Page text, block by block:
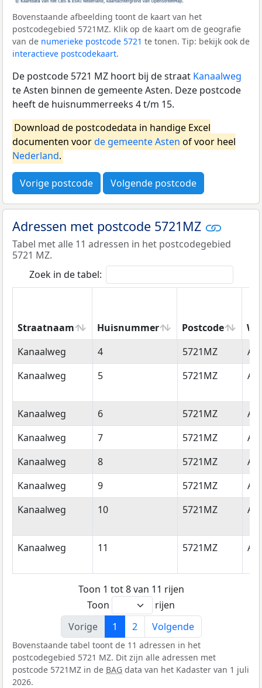
Bovenstaande afbeelding toont de kaart van het
postcodegebied 5721MZ. Klik op de kaart om de geografie
van de numerieke postcode 5721 te tonen. Tip: bekijk ook de
interactieve postcodekaart.
De postcode 5721 MZ hoort bij de straat Kanaalweg
te Asten binnen de gemeente Asten. Deze postcode
heeft de huisnummerreeks 4 t/m 15.
Download de postcodedata in handige Excel
documenten voorde gemeente Asten of voor heel
Nederland.
Vorige postcode Volgende postcode
Adressen met postcode 5721MZ
Tabel met alle 11 adressen in het postcodegebied
5721 MZ.
Zoek in de tabel:
Straatnaam Huisnummer Postcode
Straatnaam
Huisnummer Postcode
Kanaalweg 4 5721MZ
Kanaalweg
5 5721MZ
Kanaalweg 6 5721MZ
Kanaalweg
7 5721MZ
Kanaalweg
8 5721MZ
Kanaalweg
9 5721MZ
Kanaalweg
10 5721MZ
Kanaalweg 11 5721MZ
Toon 1 tot 8 van 11 rijen
Toon
rijen
Vorige
1 2 Volgende
Bovenstaande tabel toont de 11 adressen in het
postcodegebied 5721 MZ. Dit zijn alle adressen met
postcode 5721MZ in de BAG data van het Kadaster van 1 juli
2026.